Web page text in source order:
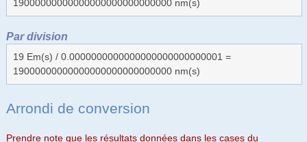
19000000000000000000000000000 nm(s)
Par division
19 Em(s) / 0.0000000000000000000000000001 =
19000000000000000000000000000 nm(s)
Arrondi de conversion
Prendre note que les résultats données dans les cases du